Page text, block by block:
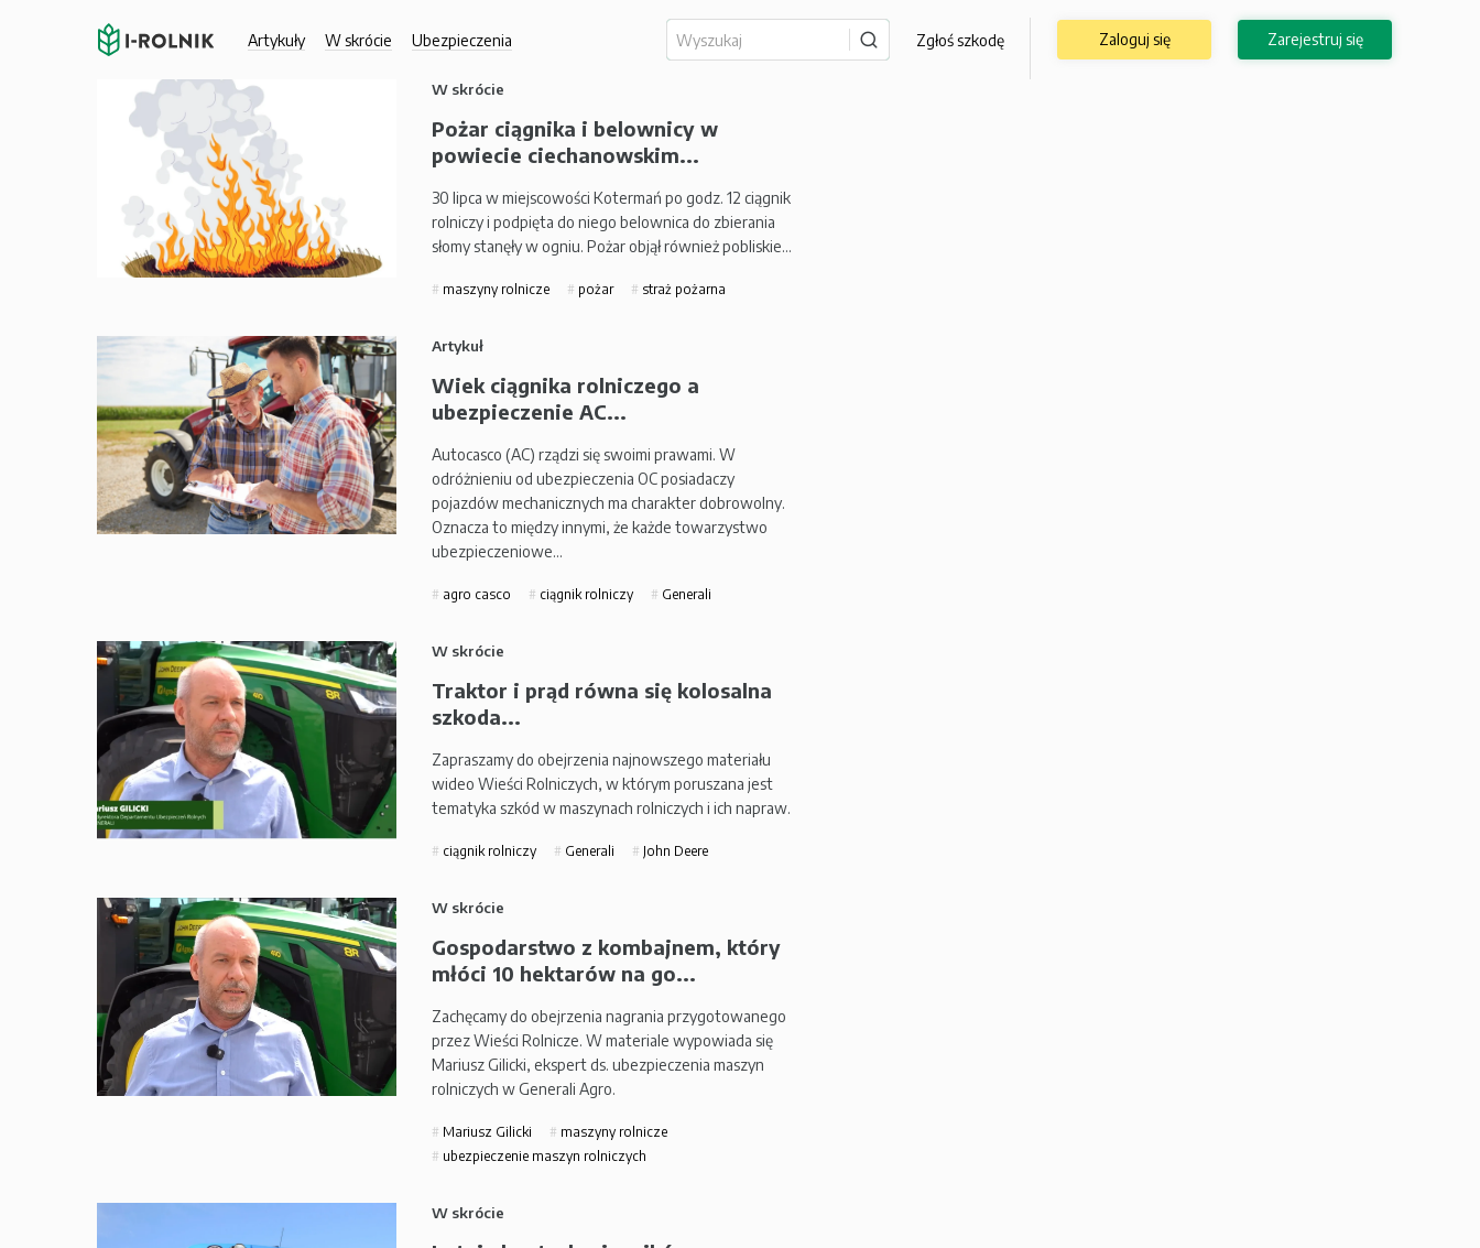
Artykuły W skrócie Ubezpieczenia Zgłoś szkodę Zaloguj się Zarejestruj się
W skrócie
Pożar ciągnika i below­nicy w
powiecie ciechanowskim...
30 lipca w miejscowości Kotermań po godz. 12 ciągnik
rolniczy i podpięta do niego below­nica do zbierania
słomy stanęły w ogniu. Pożar objął również pobliskie…
maszyny rolnicze pożar straż pożarna
Artykuł
Wiek ciągnika rolniczego a
ubezpieczenie AC...
Autocasco (AC) rządzi się swoimi prawami. W
odróżnieniu od ubezpieczenia OC posiadaczy
pojazdów mechanicznych ma charakter dobrowolny.
Oznacza to między innymi, że każde towarzystwo
ubezpieczeniowe…
agro casco ciągnik rolniczy Generali
W skrócie
Traktor i prąd równa się kolosalna
szkoda...
Zapraszamy do obejrzenia najnowszego materiału
wideo Wieści Rolniczych, w którym poruszana jest
tematyka szkód w maszynach rolniczych i ich napraw.
ciągnik rolniczy Generali John Deere
W skrócie
Gospodarstwo z kombajnem, który
młóci 10 hektarów na go...
Zachęcamy do obejrzenia nagrania przygotowanego
przez Wieści Rolnicze. W materiale wypowiada się
Mariusz Gilicki, ekspert ds. ubezpieczenia maszyn
rolniczych w Generali Agro.
Mariusz Gilicki
maszyny rolnicze
ubezpieczenie maszyn rolniczych
W skrócie